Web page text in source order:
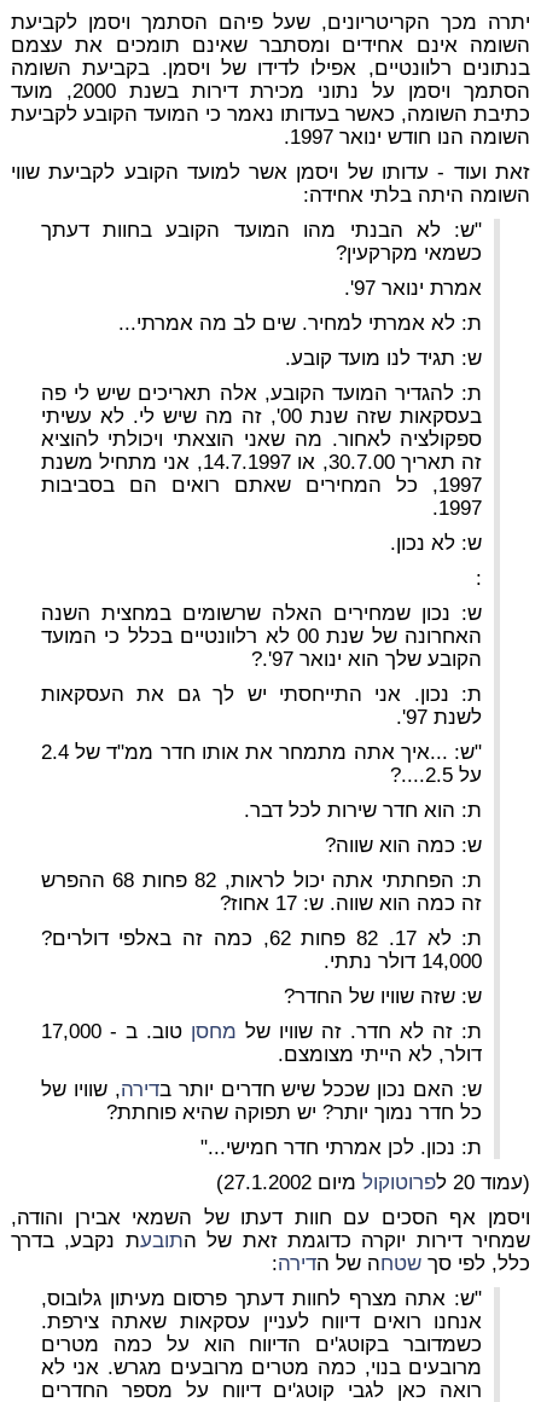
יתרה מכך הקריטריונים, שעל פיהם הסתמך ויסמן לקביעת
השומה אינם אחידים ומסתבר שאינם תומכים את עצמם
בנתונים רלוונטיים, אפילו לדידו של ויסמן. בקביעת השומה
הסתמך ויסמן על נתוני מכירת דירות בשנת 2000, מועד
כתיבת השומה, כאשר בעדותו נאמר כי המועד הקובע לקביעת
השומה הנו חודש ינואר 1997.
זאת ועוד - עדותו של ויסמן אשר למועד הקובע לקביעת שווי
השומה היתה בלתי אחידה:
"ש: לא הבנתי מהו המועד הקובע בחוות דעתך
כשמאי מקרקעין?
אמרת ינואר 97'.
ת: לא אמרתי למחיר. שים לב מה אמרתי...
ש: תגיד לנו מועד קובע.
ת: להגדיר המועד הקובע, אלה תאריכים שיש לי פה
בעסקאות שזה שנת 00', זה מה שיש לי. לא עשיתי
ספקולציה לאחור. מה שאני הוצאתי ויכולתי להוציא
זה תאריך 30.7.00, או 14.7.1997, אני מתחיל משנת
1997, כל המחירים שאתם רואים הם בסביבות
1997.
ש: לא נכון.
:
ש: נכון שמחירים האלה שרשומים במחצית השנה
האחרונה של שנת 00 לא רלוונטיים בכלל כי המועד
הקובע שלך הוא ינואר 97'.?
ת: נכון. אני התייחסתי יש לך גם את העסקאות
לשנת 97'.
"ש: ...איך אתה מתמחר את אותו חדר ממ"ד של 2.4
על 2.5....?
ת: הוא חדר שירות לכל דבר.
ש: כמה הוא שווה?
ת: הפחתתי אתה יכול לראות, 82 פחות 68 ההפרש
זה כמה הוא שווה. ש: 17 אחוז?
ת: לא 17. 82 פחות 62, כמה זה באלפי דולרים?
14,000 דולר נתתי.
ש: שזה שוויו של החדר?
ת: זה לא חדר. זה שוויו של מחסן
טוב. ב - 17,000
דולר, לא הייתי מצומצם.
ש: האם נכון שככל שיש חדרים יותר בדירה, שוויו של
כל חדר נמוך יותר? יש תפוקה שהיא פוחתת?
ת: נכון. לכן אמרתי חדר חמישי..."
(עמוד 20 ל
פרוטוקולמיום 27.1.2002)
ויסמן אף הסכים עם חוות דעתו של השמאי אבירן והודה,
שמחיר דירות יוקרה כדוגמת זאת של התובעת נקבע, בדרך
כלל, לפי סך שטחה של הדירה:
"ש: אתה מצרף לחוות דעתך פרסום מעיתון גלובוס,
אנחנו רואים דיווח לעניין עסקאות שאתה צירפת.
כשמדובר בקוטג'ים הדיווח הוא על כמה מטרים
מרובעים בנוי, כמה מטרים מרובעים מגרש. אני לא
רואה כאן לגבי קוטג'ים דיווח על מספר החדרים